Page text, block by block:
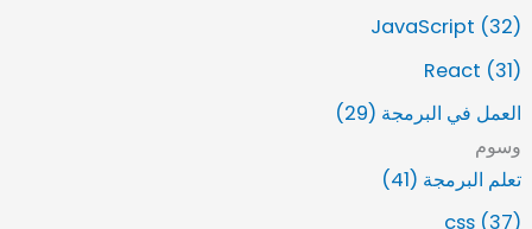
JavaScript (32)
React (31)
العمل في البرمجة (29)
وسوم
تعلم البرمجة (41)
css (37)